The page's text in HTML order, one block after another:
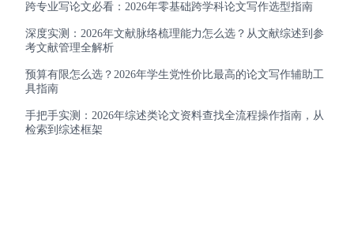
跨专业写论文必看：2026年零基础跨学科论文写作选型指南
深度实测：2026年文献脉络梳理能力怎么选？从文献综述到参
考文献管理全解析
预算有限怎么选？2026年学生党性价比最高的论文写作辅助工
具指南
手把手实测：2026年综述类论文资料查找全流程操作指南，从
检索到综述框架